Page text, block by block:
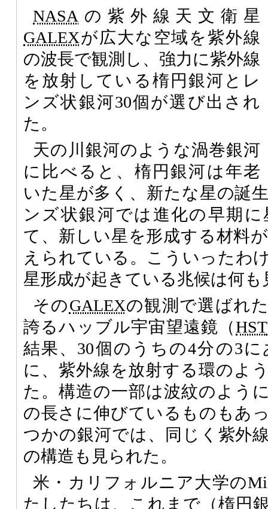
NASA の紫外線天文衛星
GALEXが広大な空域を紫外線
の波長で観測し、強力に紫外線
を放射している楕円銀河とレ
ンズ状銀河30個が選び出され
た。
天の川銀河のような渦巻銀河
に比べると、楕円銀河は年老
いた星が多く、新たな星の誕
ンズ状銀河では進化の早期
て、新しい星を形成する材料
えられている。こういったわ
星形成が起きている兆候は何
そのGALEXの観測で選ばれ
誇るハッブル宇宙望遠鏡（HST
結果、30個のうちの4分の3
に、紫外線を放射する環のよ
た。構造の一部は波紋のよう
の長さに伸びているものもあ
つかの銀河では、同じく紫外
の構造も見られた。
米・カリフォルニア大学の
たしたちは、これまで（楕円